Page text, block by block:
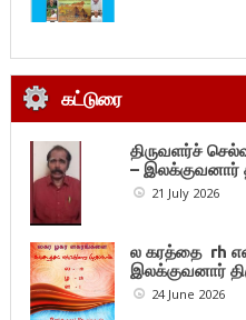
கட்டுரை
திருவளர்ச்
– இலக்குவனார்
21 July 2026
ல கரத்தை rh
இலக்குவனார்
24 June 2026